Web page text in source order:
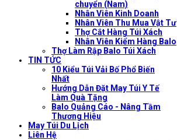
chuyển (Nam)
Nhân Viên Kinh Doanh
Nhân Viên Thu Mua Vật Tư
Thợ Cắt Hàng Túi Xách
Nhân Viên Kiểm Hàng Balo
Thợ Làm Rập Balo Túi Xách
TIN TỨC
10 Kiểu Túi Vải Bố Phổ Biến
Nhất
Hướng Dẫn Đặt May Túi Y Tế
Làm Quà Tặng
Balo Quảng Cáo - Nâng Tầm
Thương Hiệu
May Túi Du Lịch
Liên Hệ